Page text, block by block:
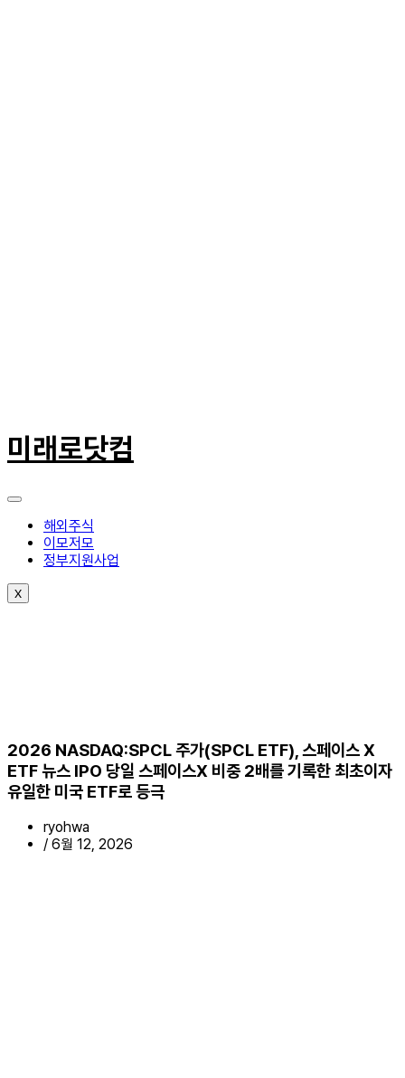
텐
츠
너
미래로닷컴
해외주식
이모저모
정부지원사업
X
2026 NASDAQ:SPCL 주가(SPCL ETF), 스페이스 X
ETF 뉴스 IPO 당일 스페이스X 비중 2배를 기록한 최초이자
유일한 미국 ETF로 등극
ryohwa
/ 6월 12, 2026